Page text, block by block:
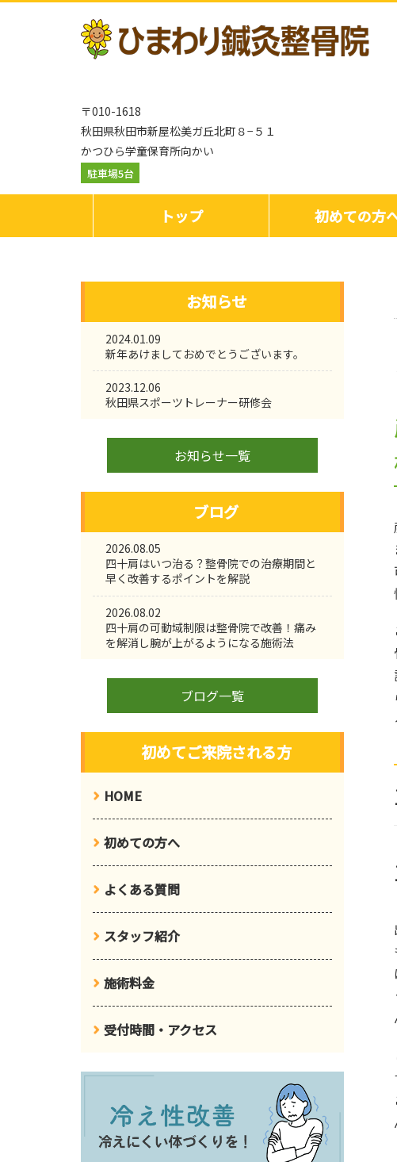
〒010-1618
秋田県秋田市新屋松美ガ丘北町８−５１
かつひら学童保育所向かい
駐車場5台
トップ 初めての方
お知らせ
2024.01.09
新年あけましておめでとうございます。
2023.12.06
秋田県スポーツトレーナー研修会
お知らせ一覧
ブログ
2026.08.05
四十肩はいつ治る？整骨院での治療期間と
早く改善するポイントを解説
2026.08.02
四十肩の可動域制限は整骨院で改善！痛み
を解消し腕が上がるようになる施術法
ブログ一覧
初めてご来院される方
HOME
初めての方へ
よくある質問
スタッフ紹介
施術料金
受付時間・アクセス